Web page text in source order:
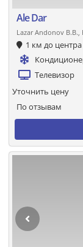
Ale Dar
Lazar Andonov B.B.,
1 км до центра
Телевизор
По отзывам
Уточнить цену